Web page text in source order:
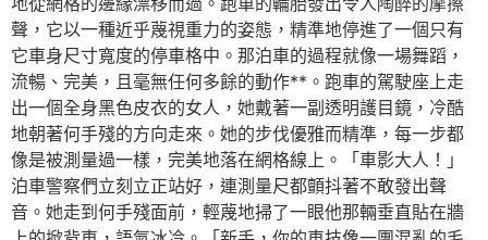
聲，它以一種近乎蔑視重力的姿態，精準地停進了一個只有
它車身尺寸寬度的停車格中。那泊車的過程就像一場舞蹈，
流暢、完美，且毫無任何多餘的動作**。跑車的駕駛座上走
出一個全身黑色皮衣的女人，她戴著一副透明護目鏡，冷酷
地朝著何手殘的方向走來。她的步伐優雅而精準，每一步都
像是被測量過一樣，完美地落在網格線上。「車影大人！」
泊車警察們立刻立正站好，連測量尺都顫抖著不敢發出聲
音。她走到何手殘面前，輕蔑地掃了一眼他那輛垂直貼在牆